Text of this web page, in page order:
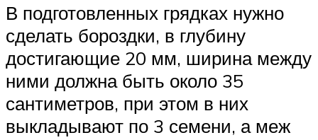
В подготовленных грядках нужно
сделать бороздки, в глубину
достигающие 20 мм, ширина между
ними должна быть около 35
сантиметров, при этом в них
выкладывают по 3 семени, а меж